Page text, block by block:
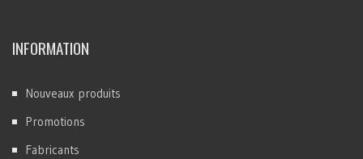
INFORMATION
Nouveaux produits
Promotions
Fabricants